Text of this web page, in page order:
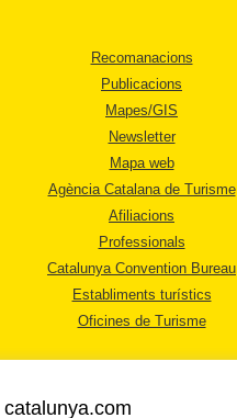
Recomanacions
Publicacions
Mapes/GIS
Newsletter
Mapa web
Agència Catalana de Turisme
Afiliacions
Professionals
Catalunya Convention Bureau
Establiments turístics
Oficines de Turisme